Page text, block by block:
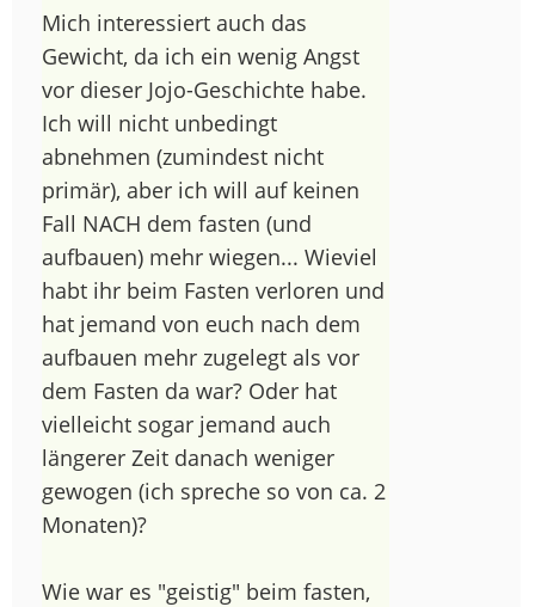
Mich interessiert auch das
Gewicht, da ich ein wenig Angst
vor dieser Jojo-Geschichte habe.
Ich will nicht unbedingt
abnehmen (zumindest nicht
primär), aber ich will auf keinen
Fall NACH dem fasten (und
aufbauen) mehr wiegen... Wieviel
habt ihr beim Fasten verloren und
hat jemand von euch nach dem
aufbauen mehr zugelegt als vor
dem Fasten da war? Oder hat
vielleicht sogar jemand auch
längerer Zeit danach weniger
gewogen (ich spreche so von ca. 2
Monaten)?
Wie war es "geistig" beim fasten,